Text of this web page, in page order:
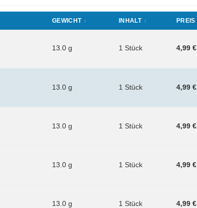
GEWICHT INHALT PREIS
13.0 g 1 Stück 4,99 €
13.0 g 1 Stück 4,99 €
13.0 g 1 Stück 4,99 €
13.0 g 1 Stück 4,99 €
13.0 g 1 Stück 4,99 €